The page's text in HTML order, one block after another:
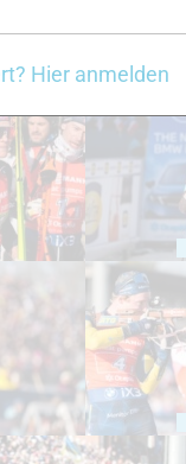
Hier anmelden